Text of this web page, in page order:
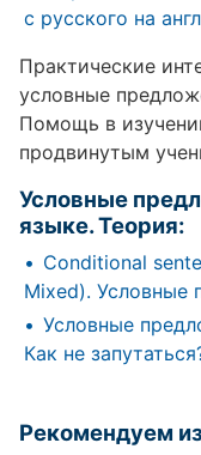
с русского на
Практические
условные
Помощь в
продвинутым
Условные
языке. Теория:
Conditional
Mixed). Условные
Условные
Как не
Рекомендуем